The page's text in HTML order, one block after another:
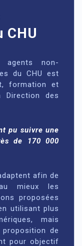
agents non-
du CHU est
formation et
Direction des
pu suivre une
de 170 000
afin de
mieux les
proposées
utilisant plus
mais
de
pour objectif